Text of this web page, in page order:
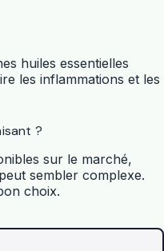
huiles essentielles
les inflammations et les
?
sur le marché,
peut sembler complexe.
choix.